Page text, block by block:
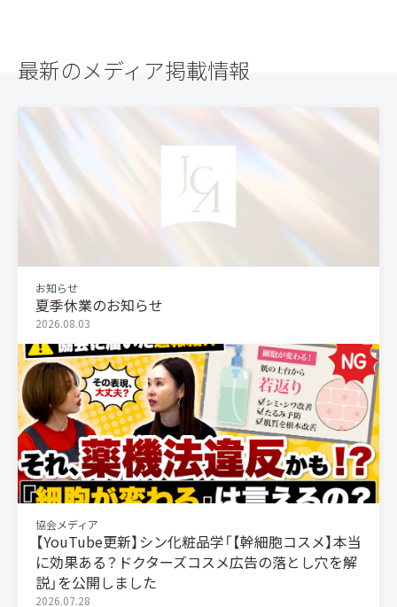
最新のメディア掲載情報
お知らせ
夏季休業のお知らせ
2026.08.03
協会メディア
【YouTube更新】シン化粧品学「【幹細胞コスメ】本当
に効果ある？ドクターズコスメ広告の落とし穴を解
説」を公開しました
2026.07.28